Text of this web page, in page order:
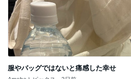
記事を読む
細川直美 咲き始めたサル
Amebaトピックス 20時間前